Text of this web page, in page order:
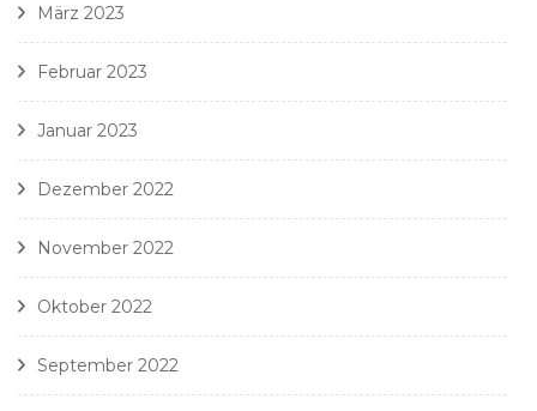
März 2023
Februar 2023
Januar 2023
Dezember 2022
November 2022
Oktober 2022
September 2022